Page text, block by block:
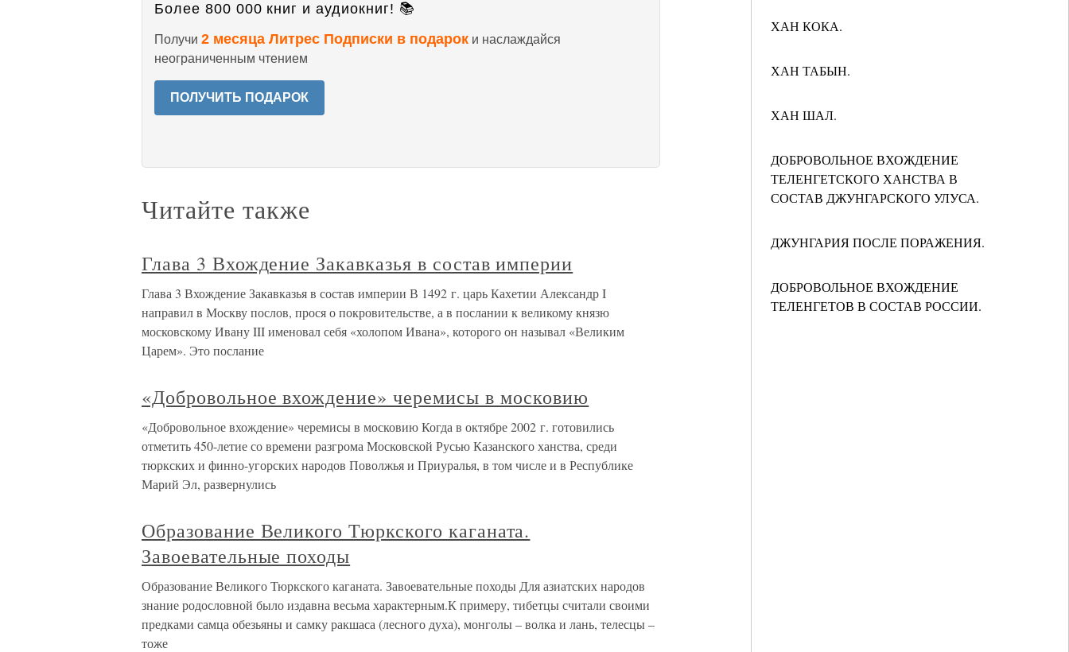
ХАН КОКА.
ХАН ТАБЫН.
ХАН ШАЛ.
ДОБРОВОЛЬНОЕ ВХОЖДЕНИЕ
ТЕЛЕНГЕТСКОГО ХАНСТВА В
СОСТАВ ДЖУНГАРСКОГО УЛУСА.
ДЖУНГАРИЯ ПОСЛЕ ПОРАЖЕНИЯ.
ДОБРОВОЛЬНОЕ ВХОЖДЕНИЕ
ТЕЛЕНГЕТОВ В СОСТАВ РОССИИ.
Более 800 000 книг и аудиокниг! 📚
Получи 2 месяца Литрес Подписки в подарок и наслаждайся
неограниченным чтением
ПОЛУЧИТЬ ПОДАРОК
Читайте также
Глава 3 Вхождение Закавказья в состав империи
Глава 3 Вхождение Закавказья в состав империи В 1492 г. царь Кахетии Александр I
направил в Москву послов, прося о покровительстве, а в послании к великому князю
московскому Ивану III именовал себя «холопом Ивана», которого он называл «Великим
Царем». Это послание
«Добровольное вхождение» черемисы в московию
«Добровольное вхождение» черемисы в московию Когда в октябре 2002 г. готовились
отметить 450-летие со времени разгрома Московской Русью Казанского ханства, среди
тюркских и финно-угорских народов Поволжья и Приуралья, в том числе и в Республике
Марий Эл, развернулись
Образование Великого Тюркского каганата.
Завоевательные походы
Образование Великого Тюркского каганата. Завоевательные походы Для азиатских народов
знание родословной было издавна весьма характерным.К примеру, тибетцы считали своими
предками самца обезьяны и самку ракшаса (лесного духа), монголы – волка и лань, телесцы –
тоже